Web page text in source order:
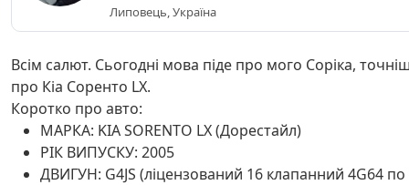
Липовець, Україна
Всім салют. Сьогодні мова піде про мого Соріка,
про Кіа Соренто LX.
Коротко про авто:
МАРКА: KIA SORENTO LX (Дорестайл)
РІК ВИПУСКУ: 2005
ДВИГУН: G4JS (ліцензований 16 клапанний 4G64 по